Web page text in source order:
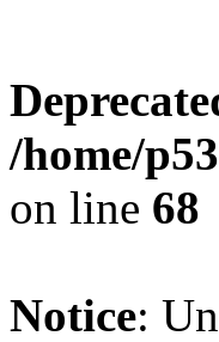
/home/
on line 68
Notice: